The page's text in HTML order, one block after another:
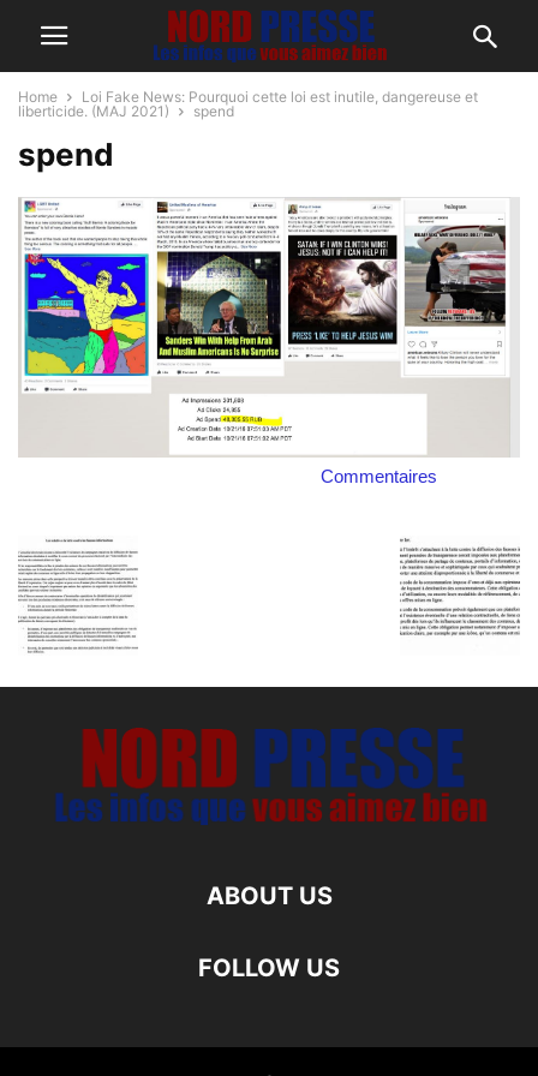
Home
Loi Fake News: Pourquoi cette loi est inutile, dangereuse et
liberticide. (MAJ 2021)
spend
spend
Commentaires
ABOUT US
FOLLOW US